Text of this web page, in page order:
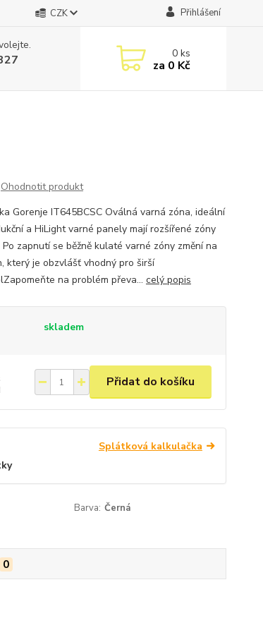
CZK Přihlášení
0ks
za 0 Kč
Ohodnotit produkt
Gorenje IT645BCSC Oválná varná zóna, ideální
a HiLight varné panely mají rozšířené zóny
zapnutí se běžně kulaté varné zóny změní na
který je obzvlášť vhodný pro širší
na problém převa... celý popis
skladem
Přidat do košíku
Splátková kalkulačka
Barva: Černá
0